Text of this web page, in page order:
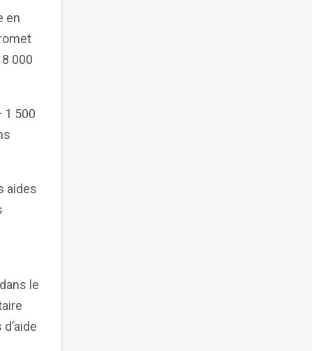
en
000
1 500
aides
le